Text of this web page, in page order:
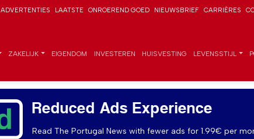
ADVERTENTIES LAATSTE ONROEREND GOED NIEUWSBRIEF CARRIÈRES
ZAKELIJK EIGENDOM INVESTEREN HUISVESTING LEVENSSTIJL
Reduced Ads Experience
Read The Portugal News with fewer ads for 1.99€ per